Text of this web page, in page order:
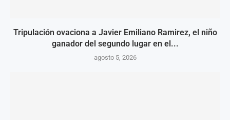
Tripulación ovaciona a Javier Emiliano Ramirez, el niño
ganador del segundo lugar en el...
agosto 5, 2026